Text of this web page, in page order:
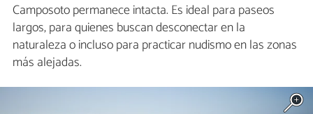
Camposoto permanece intacta. Es ideal para paseos
largos, para quienes buscan desconectar en la
naturaleza o incluso para practicar nudismo en las zonas
más alejadas.